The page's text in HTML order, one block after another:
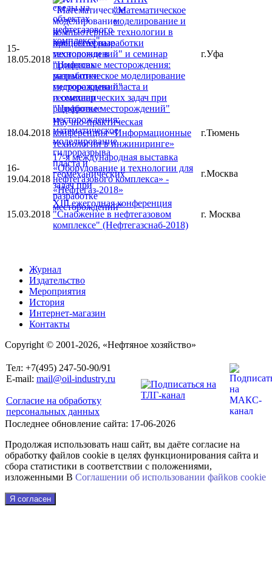
15-
18.05.2018
"Математическое
моделирование и
компьютерные технологии в
процессах разработки
месторождений" и семинар
"Цифровые месторождения:
математическое моделирование
гидроразрыва пласта и
геомеханических задач при
разработке месторождений"
г.Уфа
18.04.2018
Научно-практическая
конференция «Информационные
технологии в инжиниринге»
г.Тюмень
16-
19.04.2018
17-я международная выставка
«Оборудование и технологии для
нефтегазового комплекса» -
«Нефтегаз-2018»
г.Москва
15.03.2018
XIII ежегодная конференция
"Снабжение в нефтегазовом
комплексе" (Нефтегазснаб-2018)
г. Москва
Журнал
Издательство
Мероприятия
История
Интернет-магазин
Контакты
Copyright © 2001-2026, «Нефтяное хозяйство»
Тел: +7(495) 247-50-90/91
E-mail: mail@oil-industry.ru
Согласие на обработку
персональных данных
Последнее обновление сайта: 17-06-2026
Продолжая использовать наш сайт, вы даёте согласие на
обработку файлов cookie в целях функционирования сайта и
сбора статистики в соответствии с положениями,
изложенными В Соглашении об использовании файkов cookie
Я согласен